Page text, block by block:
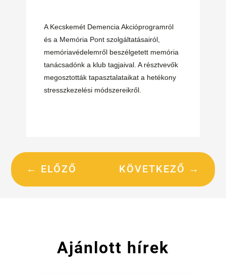
A Kecskemét Demencia Akcióprogramról
és a Memória Pont szolgáltatásairól,
memóriavédelemről beszélgetett memória
tanácsadónk a klub tagjaival. A résztvevők
megosztották tapasztalataikat a hetékony
stresszkezelési módszereikről.
← ELŐZŐ KÖVETKEZŐ →
Ajánlott hírek